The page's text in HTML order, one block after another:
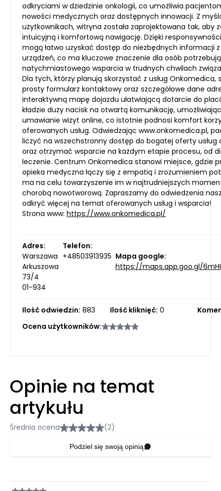
odkryciami w dziedzinie onkologii, co umożliwia
nowości medycznych oraz dostępnych innowacji. Z
użytkownikach, witryna została zaprojektowana tak, aby
intuicyjną i komfortową nawigację. Dzięki
mogą łatwo uzyskać dostęp do niezbędnych informacji
urządzeń, co ma kluczowe znaczenie dla osób
natychmiastowego wsparcia w trudnych chwilach
Dla tych, którzy planują skorzystać z usług Onkomedica,
prosty formularz kontaktowy oraz szczegółowe dane
interaktywną mapę dojazdu ułatwiającą dotarcie do
kładzie duży nacisk na otwartą komunikację,
umawianie wizyt online, co istotnie podnosi komfort
oferowanych usług. Odwiedzając www.onkomedica.pl,
liczyć na wszechstronny dostęp do bogatej oferty usług
oraz otrzymać wsparcie na każdym etapie procesu, od
leczenie. Centrum Onkomedica stanowi miejsce, gdzie
opieka medyczna łączy się z empatią i zrozumieniem
ma na celu towarzyszenie im w najtrudniejszych
chorobą nowotworową. Zapraszamy do odwiedzenia
odkryć więcej na temat oferowanych usług i wsparcia!
Strona www: https://www.onkomedica.pl/
Adres:
Warszawa
Arkuszowa
73/4
01-934
Telefon:
+48503913935 Mapa google:
https://maps.app.goo.gl/
Ilość odwiedzin: 883 Ilość kliknięć: 0
Ocena użytkowników:
Opinie na temat
artykułu
Średnia ocena (2)
Podziel się swoją opinią